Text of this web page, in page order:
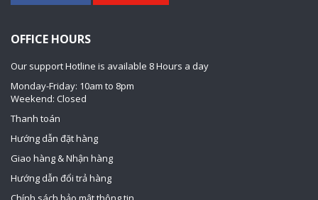
OFFICE HOURS
Our support Hotline is available 8 Hours a day
Monday-Friday: 10am to 8pm
Weekend: Closed
Thanh toán
Hướng dẫn đặt hàng
Giao hàng & Nhận hàng
Hướng dẫn đổi trả hàng